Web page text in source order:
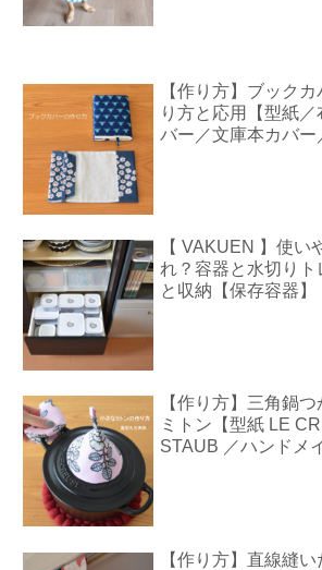
【作り方】ブック
り方と応用【型紙
バー／文庫本カバー
【 VAKUEN 】使い
れ？容器と水切り
と収納【保存容器】
【作り方】三角鍋
ミトン【型紙 LE
STAUB ／ハンドメ
【作り方】直線縫